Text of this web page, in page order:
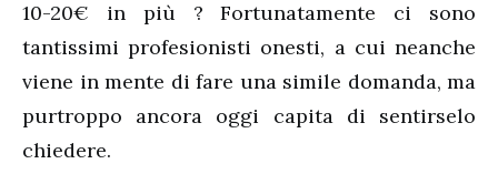
10-20€ in più ? Fortunatamente ci sono
tantissimi profesionisti onesti, a cui neanche
viene in mente di fare una simile domanda, ma
purtroppo ancora oggi capita di sentirselo
chiedere.